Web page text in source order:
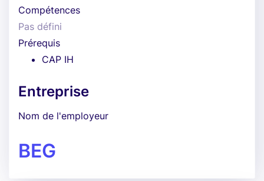
Compétences
Pas défini
Prérequis
CAP IH
Entreprise
Nom de l'employeur
BEG